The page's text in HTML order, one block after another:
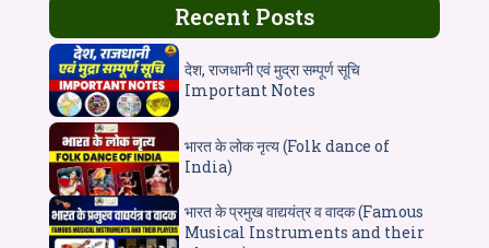
Recent Posts
देश, राजधानी एवं मुद्रा सम्पूर्ण सूचि
Important Notes
भारत के लोक नृत्य (Folk dance of
India)
भारत के प्रमुख वाद्ययंत्र व वादक (Famous
Musical Instruments and their